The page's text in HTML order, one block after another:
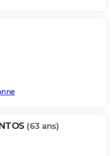
(63 ans)